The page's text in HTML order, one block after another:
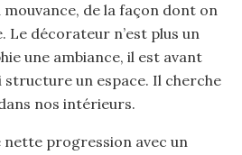
mouvance, de la façon dont on
Le décorateur n’est plus un
une ambiance, il est avant
un espace. Il cherche
nos intérieurs.
progression avec un